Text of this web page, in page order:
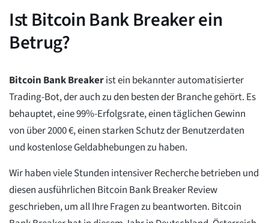
Ist Bitcoin Bank Breaker ein
Betrug?
Bitcoin Bank Breakerist ein bekannter automatisierter
Trading-Bot, der auch zu den besten der Branche gehört. Es
behauptet, eine 99%-Erfolgsrate, einen täglichen Gewinn
von über 2000 €, einen starken Schutz der Benutzerdaten
und kostenlose Geldabhebungen zu haben.
Wir haben viele Stunden intensiver Recherche betrieben und
diesen ausführlichen Bitcoin Bank Breaker Review
geschrieben, um all Ihre Fragen zu beantworten. Bitcoin